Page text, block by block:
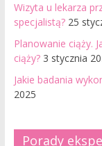
Wizyta u lekarza
specjalistą? 25
Planowanie ciąży.
ciąży? 3 stycznia
Jakie badania
2025
Porady